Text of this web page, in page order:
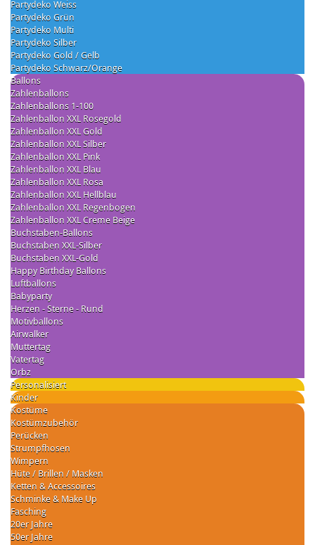
Partydeko Weiss
Partydeko Grün
Partydeko Multi
Partydeko Silber
Partydeko Gold / Gelb
Partydeko Schwarz/Orange
Ballons
Zahlenballons
Zahlenballons 1-100
Zahlenballon XXL Rosegold
Zahlenballon XXL Gold
Zahlenballon XXL Silber
Zahlenballon XXL Pink
Zahlenballon XXL Blau
Zahlenballon XXL Rosa
Zahlenballon XXL Hellblau
Zahlenballon XXL Regenbogen
Zahlenballon XXL Creme Beige
Buchstaben-Ballons
Buchstaben XXL-Silber
Buchstaben XXL-Gold
Happy Birthday Ballons
Luftballons
Babyparty
Herzen - Sterne - Rund
Motivballons
Airwalker
Muttertag
Vatertag
Orbz
Personalisiert
Kinder
Kostüme
Kostümzubehör
Perücken
Strumpfhosen
Wimpern
Hüte / Brillen / Masken
Ketten & Accessoires
Schminke & Make Up
Fasching
20er Jahre
50er Jahre